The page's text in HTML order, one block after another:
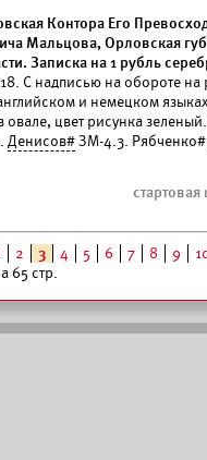
Контора Его
Мальцова, Орловская
Записка на 1 рубль
С надписью на обороте на
и немецком
овале, цвет рисунка
Денисов#ЗМ-4.3. Рябченко#
2 3 4 5 6 7 8 9
65 стр.